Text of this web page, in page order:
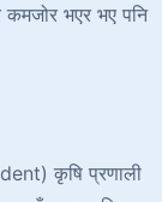
कमजोर भएर भए पनि
कृषि प्रणाली